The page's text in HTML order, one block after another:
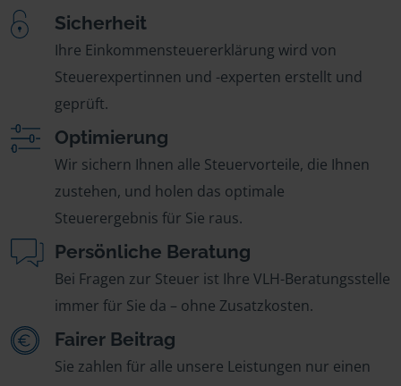
Sicherheit
Ihre Einkommensteuererklärung wird von
Steuerexpertinnen und -experten erstellt und
geprüft.
Optimierung
Wir sichern Ihnen alle Steuervorteile, die Ihnen
zustehen, und holen das optimale
Steuerergebnis für Sie raus.
Persönliche Beratung
Bei Fragen zur Steuer ist Ihre VLH-Beratungsstelle
immer für Sie da – ohne Zusatzkosten.
Fairer Beitrag
Sie zahlen für alle unsere Leistungen nur einen